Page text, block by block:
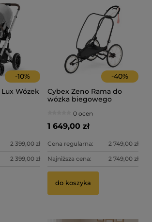
-10%
Wózek
2 399,00 zł
2 399,00 zł
-40%
Cybex Zeno Rama do
wózka biegowego
0 ocen
1 649,00 zł
Cena regularna: 2 749,00 zł
Najniższa cena: 2 749,00 zł
do koszyka